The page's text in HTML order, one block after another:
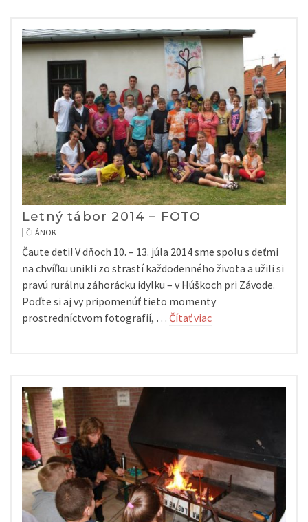
Letný tábor 2014 – FOTO
ČLÁNOK
Čaute deti! V dňoch 10. – 13. júla 2014 sme spolu s deťmi
na chvíľku unikli zo strastí každodenného života a užili si
pravú rurálnu záhorácku idylku – v Húškoch pri Závode.
Poďte si aj vy pripomenúť tieto momenty
prostredníctvom fotografií, … Čítať viac